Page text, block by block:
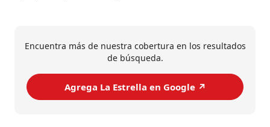
Encuentra más de nuestra cobertura en los resultados
de búsqueda.
Agrega La Estrella en Google ↗️